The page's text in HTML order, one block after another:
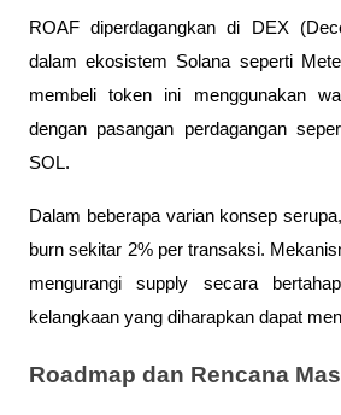
ROAF diperdagangkan di DEX
dalam ekosistem Solana seperti
membeli token ini menggunakan
dengan pasangan perdagangan
SOL.
Dalam beberapa varian konsep
burn sekitar 2% per transaksi.
mengurangi supply secara
kelangkaan yang diharapkan dapat
Roadmap dan Rencana